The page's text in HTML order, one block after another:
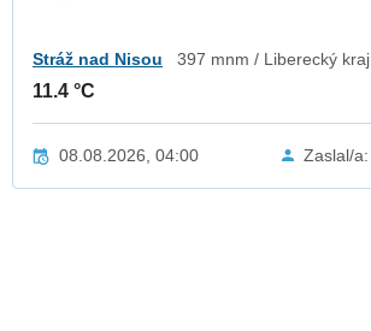
Stráž nad Nisou 397 mnm / Liberecký kraj
11.4 °C
08.08.2026, 04:00 Zaslal/a: